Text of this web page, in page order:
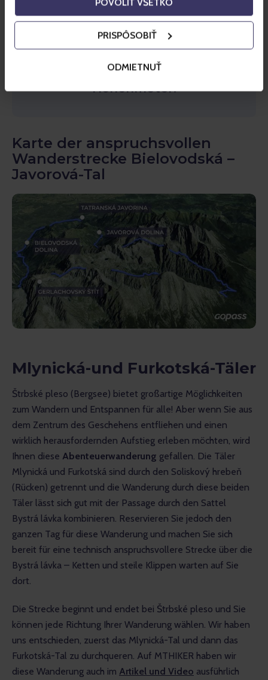
PRISPÔSOBIŤ
ODMIETNUŤ
Die Täler von Bielovodská und
Javorová können auch mit
anspruchsvollen Touristenstrecke
verbunden werden
überwinden 37 km und 2.300
Höhenmeter.
Karte der anspruchsvollen
Wanderstrecke Bielovodská –
Javorová-Tal
Mlynická-und Furkotská-Täler
Štrbské pleso (Bergsee) bietet großartige Möglichkeiten
zum Wandern und Entspannen für alle! Aber wenn Sie aus
dem Zentrum des Geschehens entfliehen und einen
wirklich herausfordernden Aufstieg erleben möchten, wird
Ihnen diese Abenteuerwanderung gefallen. Die Täler
Mlynická und Furkotská sind durch den Soliskový hrebeň
(Rücken) getrennt und die Wanderung durch diese beiden
Täler lässt sich gut mit der Passage durch den Sattel
Bystrá lávka kombinieren. Reservieren Sie jedoch den
ganzen Tag für diese Wanderung und machen Sie sich
bereit für eine technisch anspruchsvollere Strecke über die
Bystrá lávka – Ketten und steile Klippen warten auf Sie
dort.
Die Strecke beginnt und endet bei Štrbské pleso und Sie
können jede Richtung Ihrer Wanderung wählen. Wir haben
uns entschieden, zuerst das Mlynická-Tal und dann das
Furkotská-Tal zu durchqueren. Auf MTHIKER haben wir
diese Wanderung auch im Artikel und Video ausführlich